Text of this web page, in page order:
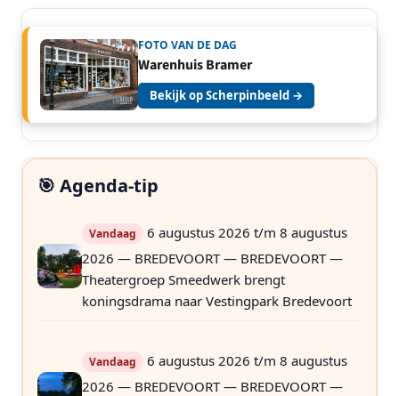
FOTO VAN DE DAG
Warenhuis Bramer
Bekijk op Scherpinbeeld →
🎯 Agenda-tip
Vandaag
6 augustus 2026 t/m 8 augustus
2026 — BREDEVOORT — BREDEVOORT —
Theatergroep Smeedwerk brengt
koningsdrama naar Vestingpark Bredevoort
Vandaag
6 augustus 2026 t/m 8 augustus
2026 — BREDEVOORT — BREDEVOORT —